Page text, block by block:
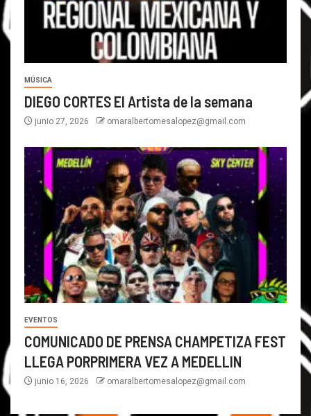
MÚSICA
DIEGO CORTES El Artista de la semana
junio 27, 2026 omaralbertomesalopez@gmail.com
EVENTOS
COMUNICADO DE PRENSA CHAMPETIZA FEST
LLEGA PORPRIMERA VEZ A MEDELLIN
junio 16, 2026 omaralbertomesalopez@gmail.com